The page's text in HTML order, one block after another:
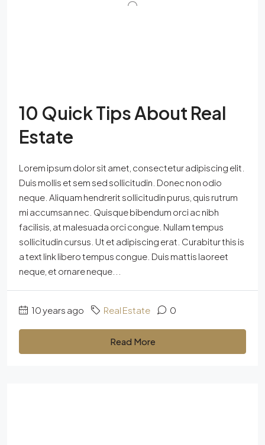
10 Quick Tips About Real
Estate
Lorem ipsum dolor sit amet, consectetur adipiscing elit.
Duis mollis et sem sed sollicitudin. Donec non odio
neque. Aliquam hendrerit sollicitudin purus, quis rutrum
mi accumsan nec. Quisque bibendum orci ac nibh
facilisis, at malesuada orci congue. Nullam tempus
sollicitudin cursus. Ut et adipiscing erat. Curabitur this is
a text link libero tempus congue. Duis mattis laoreet
neque, et ornare neque...
10 years ago Real Estate 0
Read More